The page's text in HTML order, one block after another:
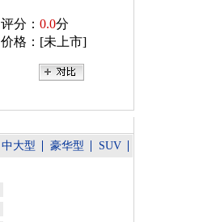
评分： 0.0分
价格：[未上市]
中大型 豪华型 SUV